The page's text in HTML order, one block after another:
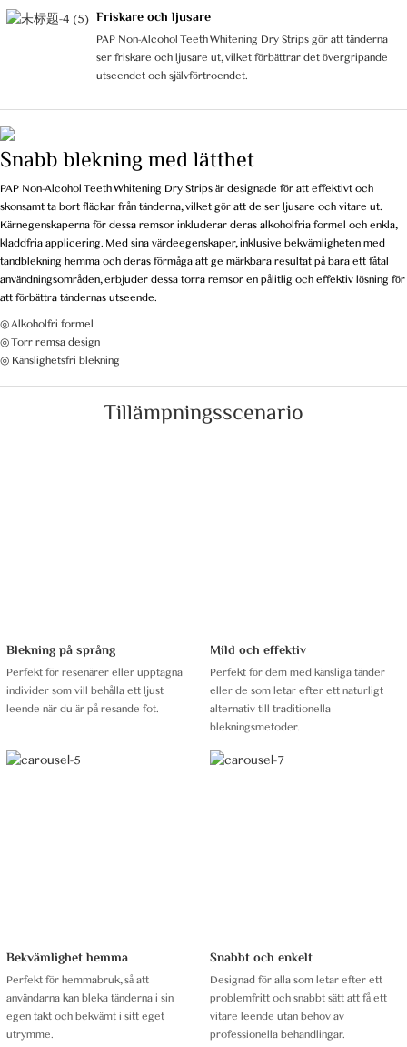
Friskare och ljusare
PAP Non-Alcohol Teeth Whitening Dry Strips gör att tänderna
ser friskare och ljusare ut, vilket förbättrar det övergripande
utseendet och självförtroendet.
Snabb blekning med lätthet
PAP Non-Alcohol Teeth Whitening Dry Strips är designade för att effektivt och
skonsamt ta bort fläckar från tänderna, vilket gör att de ser ljusare och vitare ut.
Kärnegenskaperna för dessa remsor inkluderar deras alkoholfria formel och enkla,
kladdfria applicering. Med sina värdeegenskaper, inklusive bekvämligheten med
tandblekning hemma och deras förmåga att ge märkbara resultat på bara ett fåtal
användningsområden, erbjuder dessa torra remsor en pålitlig och effektiv lösning för
att förbättra tändernas utseende.
◎ Alkoholfri formel
◎ Torr remsa design
◎ Känslighetsfri blekning
Tillämpningsscenario
Blekning på språng
Perfekt för resenärer eller upptagna
individer som vill behålla ett ljust
leende när du är på resande fot.
Mild och effektiv
Perfekt för dem med känsliga tänder
eller de som letar efter ett naturligt
alternativ till traditionella
blekningsmetoder.
Bekvämlighet hemma
Perfekt för hemmabruk, så att
användarna kan bleka tänderna i sin
egen takt och bekvämt i sitt eget
utrymme.
Snabbt och enkelt
Designad för alla som letar efter ett
problemfritt och snabbt sätt att få ett
vitare leende utan behov av
professionella behandlingar.